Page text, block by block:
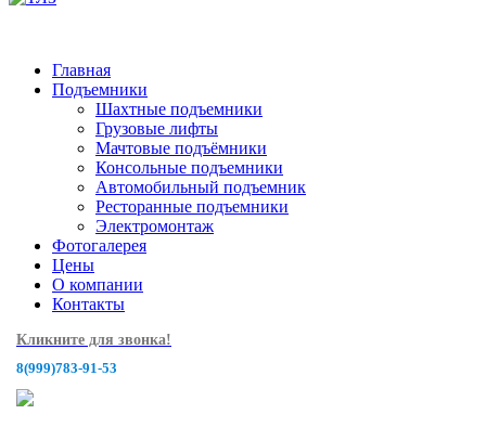
Главная
Подъемники
Шахтные подъемники
Грузовые лифты
Мачтовые подъёмники
Консольные подъемники
Автомобильный подъемник
Ресторанные подъемники
Электромонтаж
Фотогалерея
Цены
О компании
Контакты
Кликните для звонка!
8(999)783-91-53